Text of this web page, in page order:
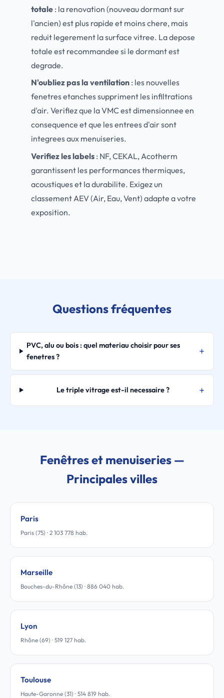
totale : la renovation (nouveau dormant sur
l'ancien) est plus rapide et moins chere, mais
reduit legerement la surface vitree. La depose
totale est recommandee si le dormant est
degrade.
N'oubliez pas la ventilation : les nouvelles
fenetres etanches suppriment les infiltrations
d'air. Verifiez que la VMC est dimensionnee en
consequence et que les entrees d'air sont
integrees aux menuiseries.
Verifiez les labels : NF, CEKAL, Acotherm
garantissent les performances thermiques,
acoustiques et la durabilite. Exigez un
classement AEV (Air, Eau, Vent) adapte a votre
exposition.
Questions fréquentes
PVC, alu ou bois : quel materiau choisir pour ses
fenetres ?
Le triple vitrage est-il necessaire ?
Fenêtres et menuiseries —
Principales villes
Paris
Paris (75) · 2 103 778 hab.
Marseille
Bouches-du-Rhône (13) · 886 040 hab.
Lyon
Rhône (69) · 519 127 hab.
Toulouse
Haute-Garonne (31) · 514 819 hab.